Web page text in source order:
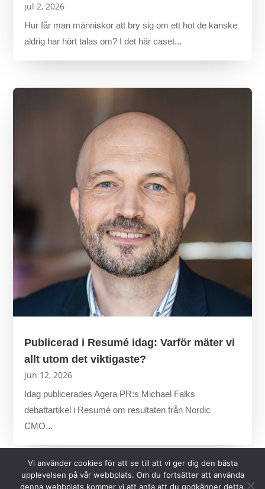
jul 2, 2026
Hur får man människor att bry sig om ett hot de kanske
aldrig har hört talas om? I det här caset...
Publicerad i Resumé idag: Varför mäter vi
allt utom det viktigaste?
jun 12, 2026
Idag publicerades Agera PR:s Michael Falks
debattartikel i Resumé om resultaten från Nordic
CMO...
Vi använder cookies för att se till att vi ger dig den bästa
upplevelsen på vår webbplats. Om du fortsätter att använda
denna webbplats kommer vi att anta att du godkänner detta.